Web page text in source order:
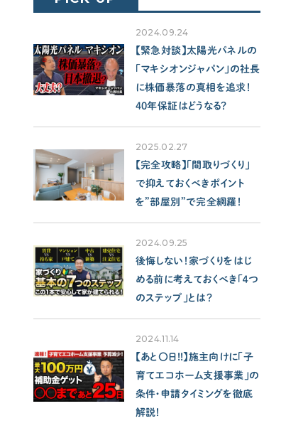
省エネ基準 C値 気密性能
付帯工事 換気システム エアコン
太陽光パネル 一階完結型
CONTENTS
コンテンツから探す
Q&Aで学ぶ
用語解説で学ぶ
サポート
せやま印工務店プロジェクト
お役立ちツール
2024.09.24
【緊急対談】太陽光パネルの
「マキシオンジャパン」の社長
に株価暴落の真相を追求！
40年保証はどうなる？
2025.02.27
【完全攻略】「間取りづくり」
で抑えておくべきポイント
を”部屋別”で完全網羅！
2024.09.25
後悔しない！家づくりをはじ
める前に考えておくべき「４つ
のステップ」とは？
2024.11.14
【あと〇日!!】施主向けに「子
育てエコホーム支援事業」の
条件・申請タイミングを徹底
解説！